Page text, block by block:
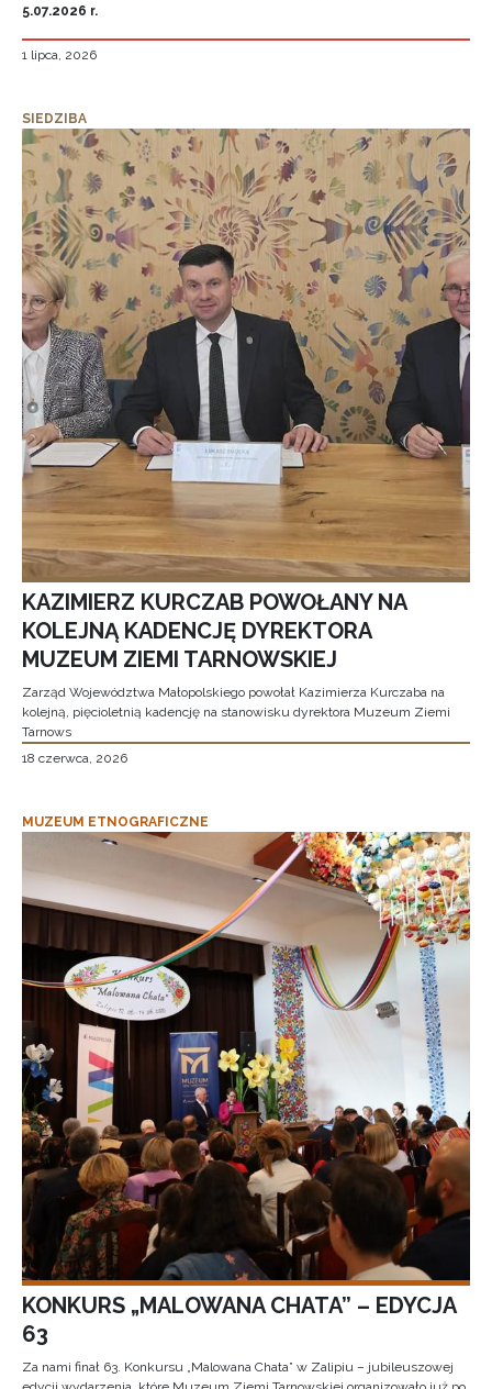
5.07.2026 r.
1 lipca, 2026
SIEDZIBA
KAZIMIERZ KURCZAB POWOŁANY NA
KOLEJNĄ KADENCJĘ DYREKTORA
MUZEUM ZIEMI TARNOWSKIEJ
Zarząd Województwa Małopolskiego powołał Kazimierza Kurczaba na
kolejną, pięcioletnią kadencję na stanowisku dyrektora Muzeum Ziemi
Tarnows
18 czerwca, 2026
MUZEUM ETNOGRAFICZNE
KONKURS „MALOWANA CHATA” – EDYCJA
63
Za nami finał 63. Konkursu „Malowana Chata” w Zalipiu – jubileuszowej